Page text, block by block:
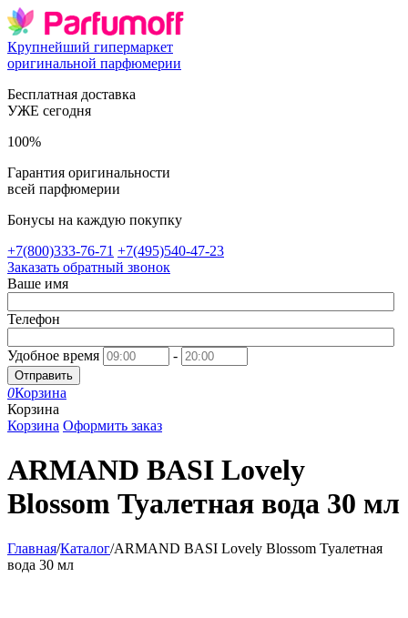
Крупнейший гипермаркет
оригинальной парфюмерии
Бесплатная доставка
УЖЕ сегодня
100%
Гарантия оригинальности
всей парфюмерии
Бонусы на каждую покупку
+7(800)333-76-71 +7(495)540-47-23
Заказать обратный звонок
Ваше имя
Телефон
Удобное время -
Отправить
0Корзина
Корзина
Корзина Оформить заказ
ARMAND BASI Lovely
Blossom Туалетная вода 30 мл
Главная/Каталог/ARMAND BASI Lovely Blossom Туалетная
вода 30 мл